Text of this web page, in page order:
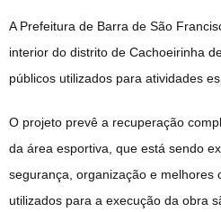
A Prefeitura de Barra de São
interior do distrito de Cachoeirinha
públicos utilizados para atividades
O projeto prevê a recuperação
da área esportiva, que está sendo
segurança, organização e melhores
utilizados para a execução da obra